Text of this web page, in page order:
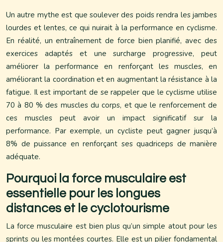
Un autre mythe est que soulever des poids rendra les jambes
lourdes et lentes, ce qui nuirait à la performance en cyclisme.
En réalité, un entraînement de force bien planifié, avec des
exercices adaptés et une surcharge progressive, peut
améliorer la performance en renforçant les muscles, en
améliorant la coordination et en augmentant la résistance à la
fatigue. Il est important de se rappeler que le cyclisme utilise
70 à 80 % des muscles du corps, et que le renforcement de
ces muscles peut avoir un impact significatif sur la
performance. Par exemple, un cycliste peut gagner jusqu’à
8% de puissance en renforçant ses quadriceps de manière
adéquate.
Pourquoi la force musculaire est
essentielle pour les longues
distances et le cyclotourisme
La force musculaire est bien plus qu’un simple atout pour les
sprints ou les montées courtes. Elle est un pilier fondamental